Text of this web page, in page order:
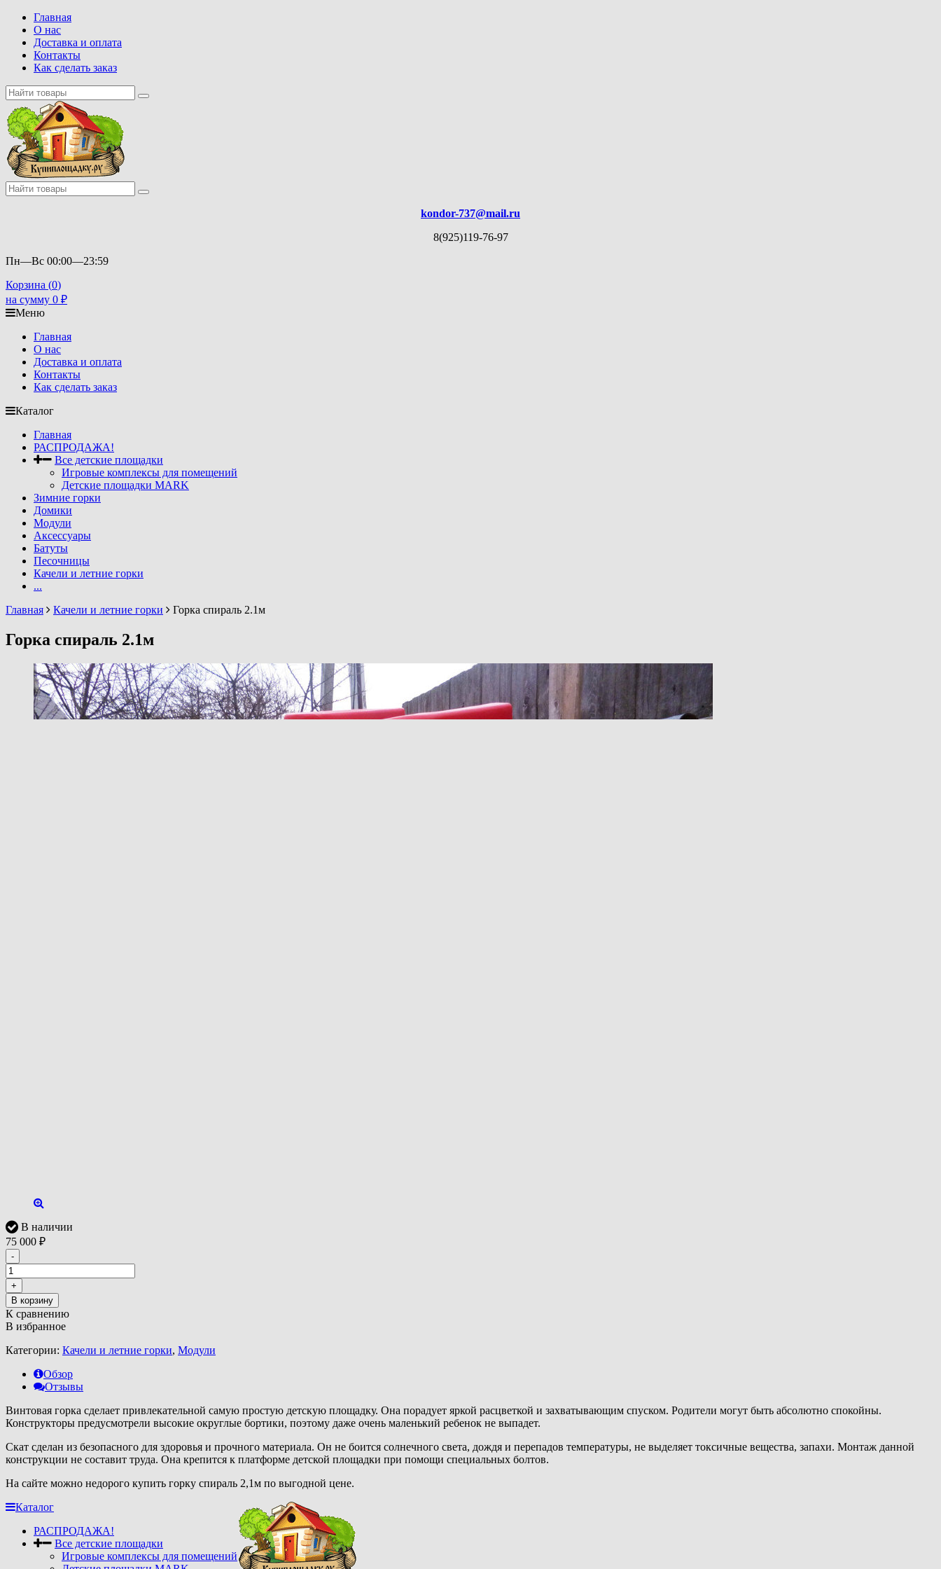
Главная
О нас
Доставка и оплата
Контакты
Как сделать заказ
kondor-737@mail.ru
8(925)119-76-97
Пн—Вс 00:00—23:59
Корзина (0)
на сумму 0 ₽
Меню
Главная
О нас
Доставка и оплата
Контакты
Как сделать заказ
Каталог
Главная
РАСПРОДАЖА!
Все детские площадки
Игровые комплексы для помещений
Детские площадки MARK
Зимние горки
Домики
Модули
Аксессуары
Батуты
Песочницы
Качели и летние горки
...
Главная
Качели и летние горки Горка спираль 2.1м
Горка спираль 2.1м
В наличии
75 000 ₽
-
+
В корзину
К сравнению
В избранное
Категории: Качели и летние горки, Модули
Обзор
Отзывы
Винтовая горка сделает привлекательной самую простую детскую площадку. Она порадует яркой расцветкой и захватывающим спуском. Родители могут быть абсолютно спокойны.
Конструкторы предусмотрели высокие округлые бортики, поэтому даже очень маленький ребенок не выпадет.
Скат сделан из безопасного для здоровья и прочного материала. Он не боится солнечного света, дождя и перепадов температуры, не выделяет токсичные вещества, запахи. Монтаж данной
конструкции не составит труда. Она крепится к платформе детской площадки при помощи специальных болтов.
На сайте можно недорого купить горку спираль 2,1м по выгодной цене.
Каталог
РАСПРОДАЖА!
Все детские площадки
Игровые комплексы для помещений